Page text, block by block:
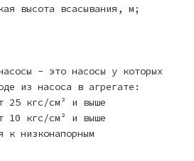
высота всасывания, м;
- это насосы у которых
из насоса в агрегате:
кгс/см² и выше
кгс/см² и выше
к низконапорным